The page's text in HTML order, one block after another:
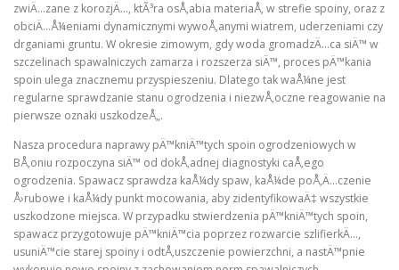
zwiÄ…zane z korozjÄ…, ktÃ³ra osÅ‚abia materiaÅ‚ w strefie spoiny, oraz z
obciÄ…Å¼eniami dynamicznymi wywoÅ‚anymi wiatrem, uderzeniami czy
drganiami gruntu. W okresie zimowym, gdy woda gromadzÄ…ca siÄ™ w
szczelinach spawalniczych zamarza i rozszerza siÄ™, proces pÄ™kania
spoin ulega znacznemu przyspieszeniu. Dlatego tak waÅ¼ne jest
regularne sprawdzanie stanu ogrodzenia i niezwÅ‚oczne reagowanie na
pierwsze oznaki uszkodzeÅ„.
Nasza procedura naprawy pÄ™kniÄ™tych spoin ogrodzeniowych w
BÅ‚oniu rozpoczyna siÄ™ od dokÅ‚adnej diagnostyki caÅ‚ego
ogrodzenia. Spawacz sprawdza kaÅ¼dy spaw, kaÅ¼de poÅ‚Ä…czenie
Å›rubowe i kaÅ¼dy punkt mocowania, aby zidentyfikowaÄ‡ wszystkie
uszkodzone miejsca. W przypadku stwierdzenia pÄ™kniÄ™tych spoin,
spawacz przygotowuje pÄ™kniÄ™cia poprzez rozwarcie szlifierkÄ…,
usuniÄ™cie starej spoiny i odtÅ‚uszczenie powierzchni, a nastÄ™pnie